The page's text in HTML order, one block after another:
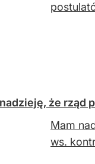
że rząd
Mam
ws.